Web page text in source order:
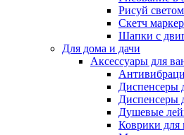
Рисуй светом
Скетч
Шапки с
Для дома и дачи
Аксессуары для
Диспенсеры
Диспенсеры
Душевые
Коврики для